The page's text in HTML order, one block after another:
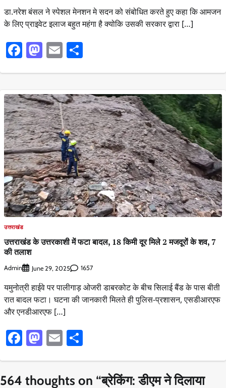
डा.नरेश बंसल ने स्पेशल मेनशन मे सदन को संबोधित करते हुए कहा कि आमजन
के लिए प्राइवेट इलाज बहुत महंगा है क्योकि उसकी सरकार द्वारा […]
Facebook
Mastodon
Email
उत्तराखंड
उत्तराखंड के उत्तरकाशी में फटा बादल, 18 किमी दूर मिले 2 मजदूरों के शव, 7
की तलाश
Admin June 29, 2025 1657
यमुनोत्री हाईवे पर पालीगाड़ ओजरी डाबरकोट के बीच सिलाई बैंड के पास बीती
रात बादल फटा। घटना की जानकारी मिलते ही पुलिस-प्रशासन, एसडीआरएफ
और एनडीआरएफ […]
Facebook
Mastodon
Email
564 thoughts on “ब्रेकिंग: डीएम ने दिलाया